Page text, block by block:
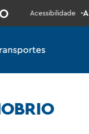
Acessibilidade -A